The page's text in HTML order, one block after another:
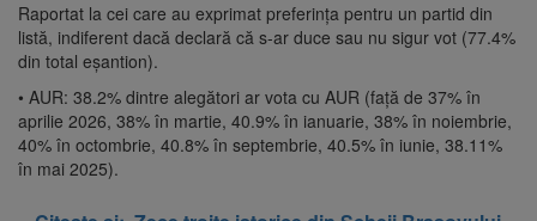
Raportat la cei care au exprimat preferința pentru un partid din
listă, indiferent dacă declară că s-ar duce sau nu sigur vot (77.4%
din total eșantion).
• AUR: 38.2% dintre alegători ar vota cu AUR (față de 37% în
aprilie 2026, 38% în martie, 40.9% în ianuarie, 38% în noiembrie,
40% în octombrie, 40.8% în septembrie, 40.5% în iunie, 38.11%
în mai 2025).